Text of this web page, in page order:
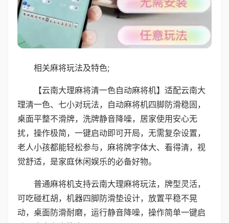
相关麻将玩法及特色;
【云南大理麻将清一色自动麻将机】适配云南大
理清一色、七小对玩法，自动麻将机四脚防滑稳固，
桌面平整不滑牌，洗牌静音降噪，居家使用安心无
扰，操作极简，一键启动即可开局，无需复杂设置，
老人小孩都能轻松参与，麻将牌字体大、看得清，视
觉舒适，是家庭休闲娱乐的必备好物。
普通麻将机支持云南大理麻将玩法，牌型灵活，
可吃碰杠胡，机器四脚防滑垫设计，放置平稳不晃
动，桌面防滑耐磨，运行静音降噪，操作简单一键启